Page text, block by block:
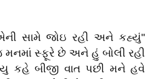
સામે જોઇ રહી અને કહ્યું"
સ્ફૂરે છે અને હું બોલી રહી
કહે બીજી વાત પછી મને હવે